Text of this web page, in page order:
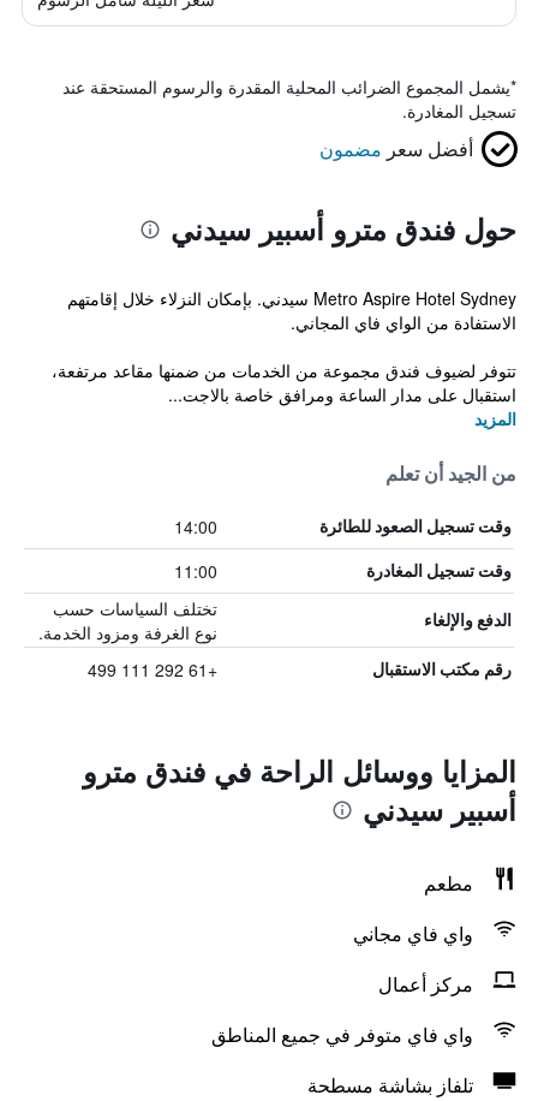
*يشمل المجموع الضرائب المحلية المقدرة والرسوم المستحقة عند
تسجيل المغادرة.
أفضل سعر مضمون
حول فندق مترو أسبير سيدني
Metro Aspire Hotel Sydney سيدني. بإمكان النزلاء خلال إقامتهم
الاستفادة من الواي فاي المجاني.
تتوفر لضيوف فندق مجموعة من الخدمات من ضمنها مقاعد مرتفعة،
استقبال على مدار الساعة ومرافق خاصة بالاجت...
المزيد
من الجيد أن تعلم
وقت تسجيل الصعود للطائرة 14:00
وقت تسجيل المغادرة 11:00
الدفع والإلغاء
تختلف السياسات حسب
نوع الغرفة ومزود الخدمة.
رقم مكتب الاستقبال +61 292 111 499
المزايا ووسائل الراحة في فندق مترو
أسبير سيدني
مطعم
واي فاي مجاني
مركز أعمال
واي فاي متوفر في جميع المناطق
تلفاز بشاشة مسطحة